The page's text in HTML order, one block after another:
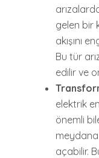
gelen bir
akışını
Bu tür
edilir ve
elektrik
önemli
meydana
açabilir.